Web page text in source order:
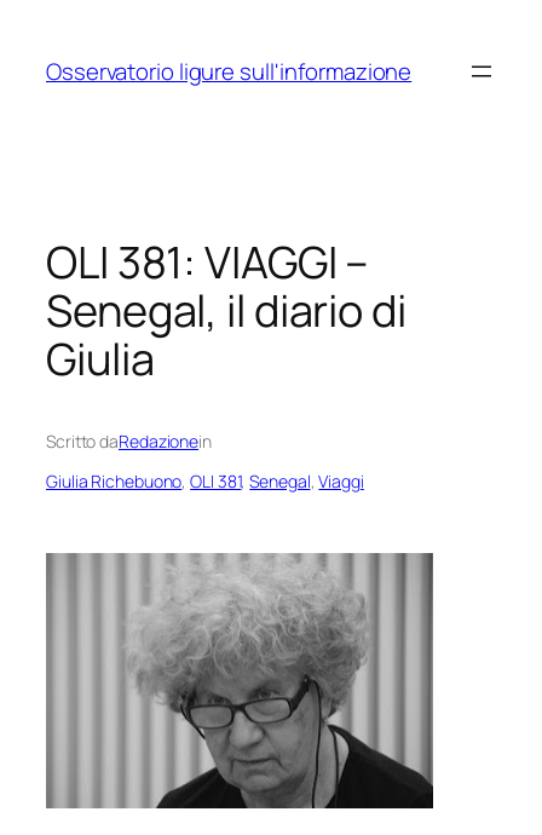
contenuto
Osservatorio ligure sull'informazione
OLI 381: VIAGGI –
Senegal, il diario di
Giulia
Scritto daRedazionein
Giulia Richebuono, OLI 381, Senegal, Viaggi